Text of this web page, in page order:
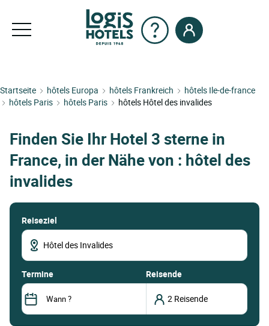
Startseite hôtels Europa hôtels Frankreich
hôtels Ile-de-france
hôtels Paris
hôtels Paris hôtels Hôtel des invalides
Finden Sie Ihr Hotel 3 sterne in
France, in der Nähe von : hôtel des
invalides
Reiseziel
termine Reisende